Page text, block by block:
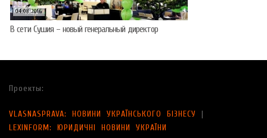
04.08.2016
В сети Сушия – новый генеральный директор
Проекты:
VLASNASPRAVA: НОВИНИ УКРАЇНСЬКОГО БІЗНЕСУ |
LEXINFORM: ЮРИДИЧНІ НОВИНИ УКРАЇНИ